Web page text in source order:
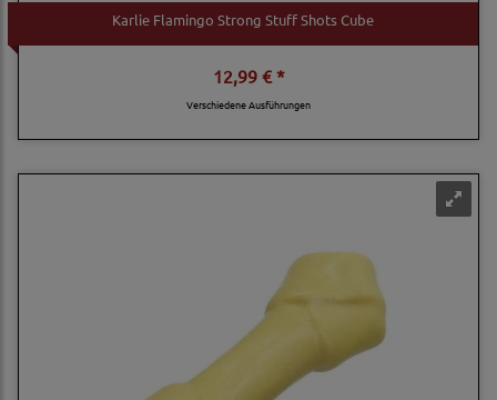
Karlie Flamingo Strong Stuff Shots Cube
12,99 € *
Verschiedene Ausführungen